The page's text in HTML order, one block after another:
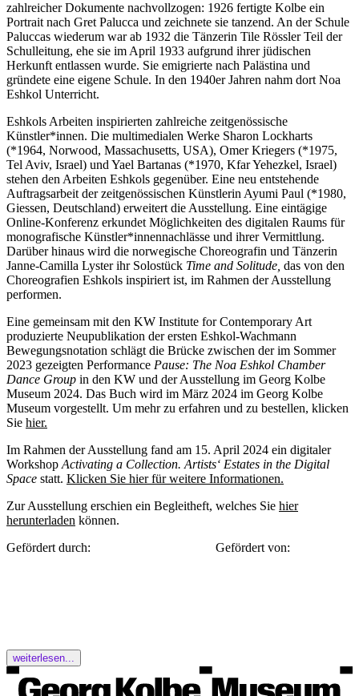
zahlreicher Dokumente nachvollzogen: 1926 fertigte Kolbe ein
Portrait nach Gret Palucca und zeichnete sie tanzend. An der Schule
Paluccas wiederum war ab 1932 die Tänzerin Tile Rössler Teil der
Schulleitung, ehe sie im April 1933 aufgrund ihrer jüdischen
Herkunft entlassen wurde. Sie emigrierte nach Palästina und
gründete eine eigene Schule. In den 1940er Jahren nahm dort Noa
Eshkol Unterricht.
Eshkols Arbeiten inspirierten zahlreiche zeitgenössische
Künstler*innen. Die multimedialen Werke Sharon Lockharts
(*1964, Norwood, Massachusetts, USA), Omer Kriegers (*1975,
Tel Aviv, Israel) und Yael Bartanas (*1970, Kfar Yehezkel, Israel)
stehen den Arbeiten Eshkols gegenüber. Eine neu entstehende
Auftragsarbeit der zeitgenössischen Künstlerin Ayumi Paul (*1980,
Giessen, Deutschland) erweitert die Ausstellung. Eine eintägige
Online-Konferenz erkundet Möglichkeiten des digitalen Raums für
monografische Künstler*innennachlässe und ihrer Vermittlung.
Darüber hinaus wird die norwegische Choreografin und Tänzerin
Janne-Camilla Lyster ihr Solostück Time and Solitude, das von den
Choreografien Eshkols inspiriert ist, im Rahmen der Ausstellung
performen.
Eine gemeinsam mit den KW Institute for Contemporary Art
produzierte Neupublikation der ersten Eshkol-Wachmann
Bewegungsnotation schlägt die Brücke zwischen der im Sommer
2023 gezeigten Performance Pause: The Noa Eshkol Chamber
Dance Group in den KW und der Ausstellung im Georg Kolbe
Museum 2024. Das Buch wird im März 2024 im Georg Kolbe
Museum vorgestellt. Um mehr zu erfahren und zu bestellen, klicken
Sie hier.
Im Rahmen der Ausstellung fand am 15. April 2024 ein digitaler
Workshop Activating a Collection. Artists‘ Estates in the Digital
Space statt. Klicken Sie hier für weitere Informationen.
Zur Ausstellung erschien ein Begleitheft, welches Sie hier
herunterladen können.
Gefördert durch: Gefördert von:
weiterlesen...